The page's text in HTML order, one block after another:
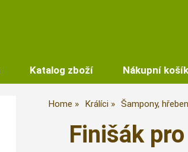
Katalog zboží Nákupní košík
Home Králíci Šampony,
Finišák